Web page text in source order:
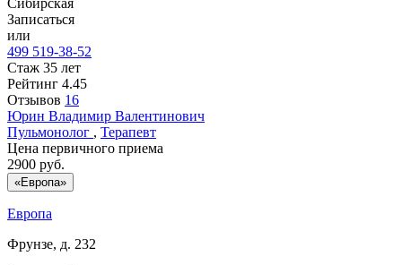
Записаться
или
499 519-38-52
Стаж 35 лет
Рейтинг 4.45
Отзывов 16
Юрин Владимир Валентинович
Пульмонолог , Терапевт
Цена первичного приема
2900 руб.
«Европа»
Европа
Фрунзе, д. 232